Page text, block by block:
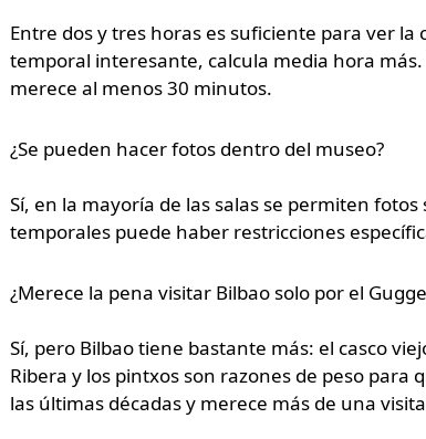
Entre dos y tres horas es suficiente para ver
temporal interesante, calcula media hora
merece al menos 30 minutos.
¿Se pueden hacer fotos dentro del museo?
Sí, en la mayoría de las salas se permiten
temporales puede haber restricciones
¿Merece la pena visitar Bilbao solo por el
Sí, pero Bilbao tiene bastante más: el casco
Ribera y los pintxos son razones de peso
las últimas décadas y merece más de una